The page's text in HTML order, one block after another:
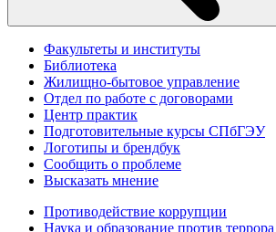
Факультеты и институты
Библиотека
Жилищно-бытовое управление
Отдел по работе с договорами
Центр практик
Подготовительные курсы СПбГЭУ
Логотипы и брендбук
Сообщить о проблеме
Высказать мнение
Противодействие коррупции
Наука и образование против террора